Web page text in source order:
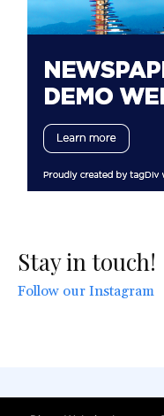
Stay in touch!
Follow our Instagram